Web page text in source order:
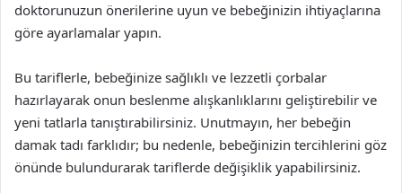
doktorunuzun önerilerine uyun ve bebeğinizin ihtiyaçlarına
göre ayarlamalar yapın.
Bu tariflerle, bebeğinize sağlıklı ve lezzetli çorbalar
hazırlayarak onun beslenme alışkanlıklarını geliştirebilir ve
yeni tatlarla tanıştırabilirsiniz. Unutmayın, her bebeğin
damak tadı farklıdır; bu nedenle, bebeğinizin tercihlerini göz
önünde bulundurarak tariflerde değişiklik yapabilirsiniz.